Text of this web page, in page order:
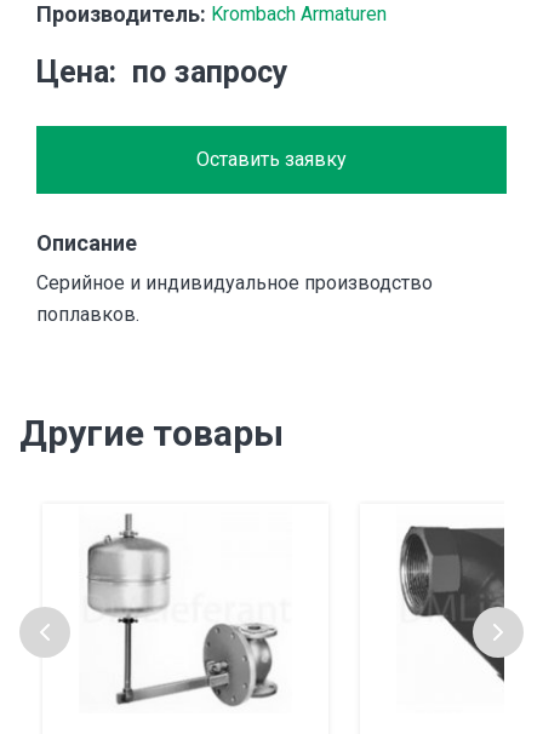
Производитель: Krombach Armaturen
Цена по запросу
Оставить заявку
Описание
Серийное и индивидуальное производство
поплавков.
Другие товары